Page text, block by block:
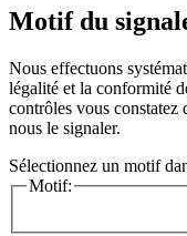
Motif du
Nous effectuons
légalité et la conformité
contrôles vous constatez
nous le signaler.
Sélectionnez un motif
Motif: